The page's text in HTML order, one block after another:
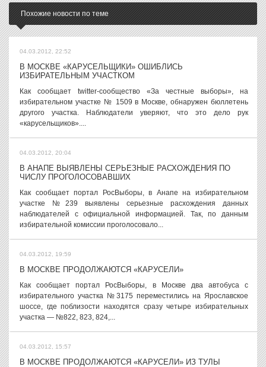
Похожие новости по теме
04.03.2012, 22:52
В МОСКВЕ «КАРУСЕЛЬЩИКИ» ОШИБЛИСЬ
ИЗБИРАТЕЛЬНЫМ УЧАСТКОМ
Как сообщает twitter-сообщество «За честные выборы», на
избирательном участке № 1509 в Москве, обнаружен бюллетень
другого участка. Наблюдатели уверяют, что это дело рук
«карусельщиков»....
04.03.2012, 20:04
В АНАПЕ ВЫЯВЛЕНЫ СЕРЬЕЗНЫЕ РАСХОЖДЕНИЯ ПО
ЧИСЛУ ПРОГОЛОСОВАВШИХ
Как сообщает портал РосВыборы, в Анапе на избирательном
участке №239 выявлены серьезные расхождения данных
наблюдателей с официальной информацией. Так, по данным
избирательной комиссии проголосовало...
04.03.2012, 19:59
В МОСКВЕ ПРОДОЛЖАЮТСЯ «КАРУСЕЛИ»
Как сообщает портал РосВыборы, в Москве два автобуса с
избирательного участка №3175 переместились на Ярославское
шоссе, где поблизости находятся сразу четыре избирательных
участка — №822, 823, 824,...
04.03.2012, 15:57
В МОСКВЕ ПРОДОЛЖАЮТСЯ «КАРУСЕЛИ» ИЗ ТУЛЫ